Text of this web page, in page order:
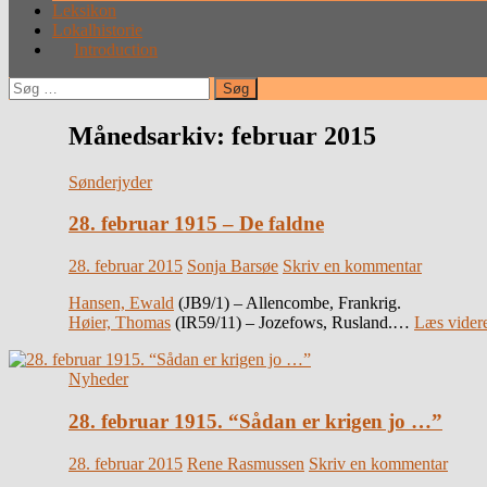
Leksikon
Lokalhistorie
Introduction
Søg
efter:
Månedsarkiv: februar 2015
Sønderjyder
28. februar 1915 – De faldne
28. februar 2015 Sonja Barsøe Skriv en kommentar
Hansen, Ewald (JB9/1) – Allencombe, Frankrig.
Høier, Thomas (IR59/11) – Jozefows, Rusland.… Læs
Nyheder
28. februar 1915. “Sådan er krigen jo …”
28. februar 2015 Rene Rasmussen Skriv en kommentar